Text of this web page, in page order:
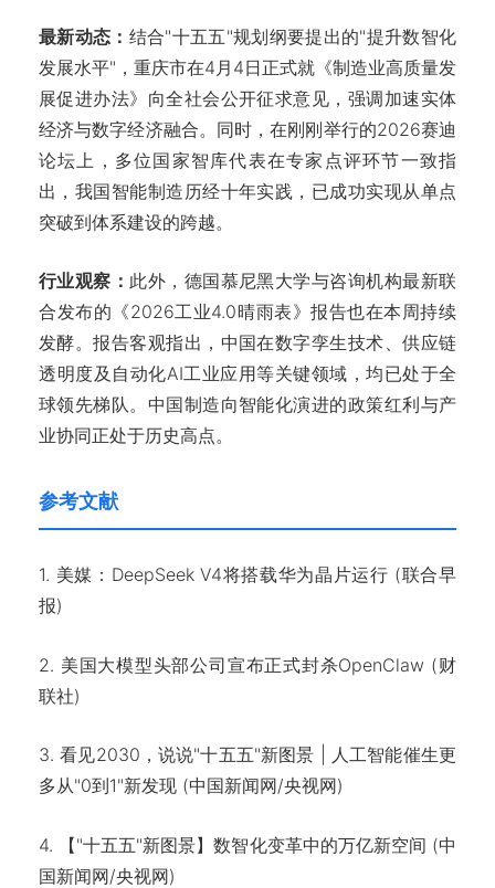
最新动态： 结合"十五五"规划纲要提出的"提升数智化
发展水平"，重庆市在4月4日正式就《制造业高质量发
展促进办法》向全社会公开征求意见，强调加速实体
经济与数字经济融合。同时，在刚刚举行的2026赛迪
论坛上，多位国家智库代表在专家点评环节一致指
出，我国智能制造历经十年实践，已成功实现从单点
突破到体系建设的跨越。
行业观察： 此外，德国慕尼黑大学与咨询机构最新联
合发布的《2026工业4.0晴雨表》报告也在本周持续
发酵。报告客观指出，中国在数字孪生技术、供应链
透明度及自动化AI工业应用等关键领域，均已处于全
球领先梯队。中国制造向智能化演进的政策红利与产
业协同正处于历史高点。
参考文献
1. 美媒：DeepSeek V4将搭载华为晶片运行 (联合早
报)
2. 美国大模型头部公司宣布正式封杀OpenClaw (财
联社)
3. 看见2030，说说"十五五"新图景 | 人工智能催生更
多从"0到1"新发现 (中国新闻网/央视网)
4. 【"十五五"新图景】数智化变革中的万亿新空间 (中
国新闻网/央视网)